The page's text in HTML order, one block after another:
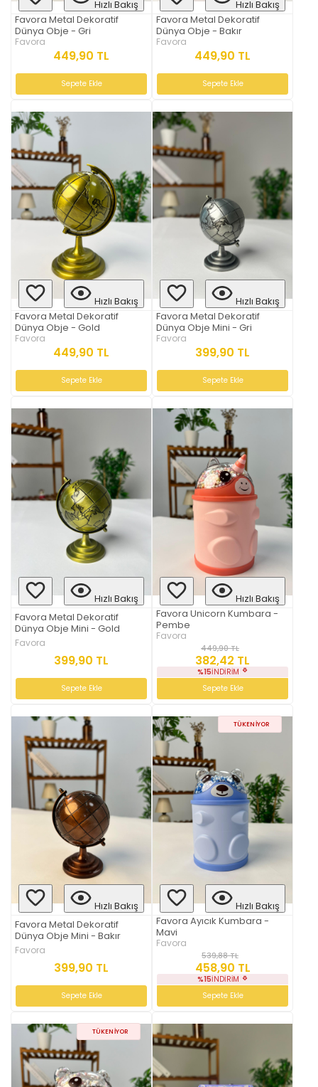
Hızlı Bakış
Favora Metal Dekoratif
Dünya Obje - Gri
Favora
449,90 TL
Sepete Ekle
Hızlı Bakış
Favora Metal Dekoratif
Dünya Obje - Bakır
Favora
449,90 TL
Sepete Ekle
Hızlı Bakış
Favora Metal Dekoratif
Dünya Obje - Gold
Favora
449,90 TL
Sepete Ekle
Hızlı Bakış
Favora Metal Dekoratif
Dünya Obje Mini - Gri
Favora
399,90 TL
Sepete Ekle
Hızlı Bakış
Favora Metal Dekoratif
Dünya Obje Mini - Gold
Favora
399,90 TL
Sepete Ekle
Hızlı Bakış
Favora Unicorn Kumbara -
Pembe
Favora
449,90 TL
382,42 TL
%15İNDIRIM
Sepete Ekle
Hızlı Bakış
Favora Metal Dekoratif
Dünya Obje Mini - Bakır
Favora
399,90 TL
Sepete Ekle
TÜKENIYOR
Hızlı Bakış
Favora Ayıcık Kumbara -
Mavi
Favora
539,88 TL
458,90 TL
%15İNDIRIM
Sepete Ekle
TÜKENIYOR